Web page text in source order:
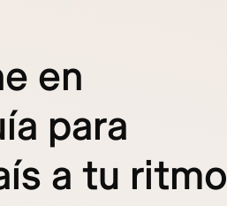
en
para
a tu ritmo